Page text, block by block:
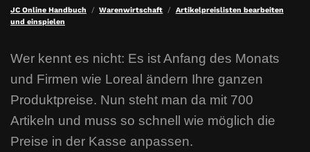
JC Online Handbuch Warenwirtschaft
Artikelpreislisten bearbeiten
und einspielen
Wer kennt es nicht: Es ist Anfang des Monats
und Firmen wie Loreal ändern Ihre ganzen
Produktpreise. Nun steht man da mit 700
Artikeln und muss so schnell wie möglich die
Preise in der Kasse anpassen.